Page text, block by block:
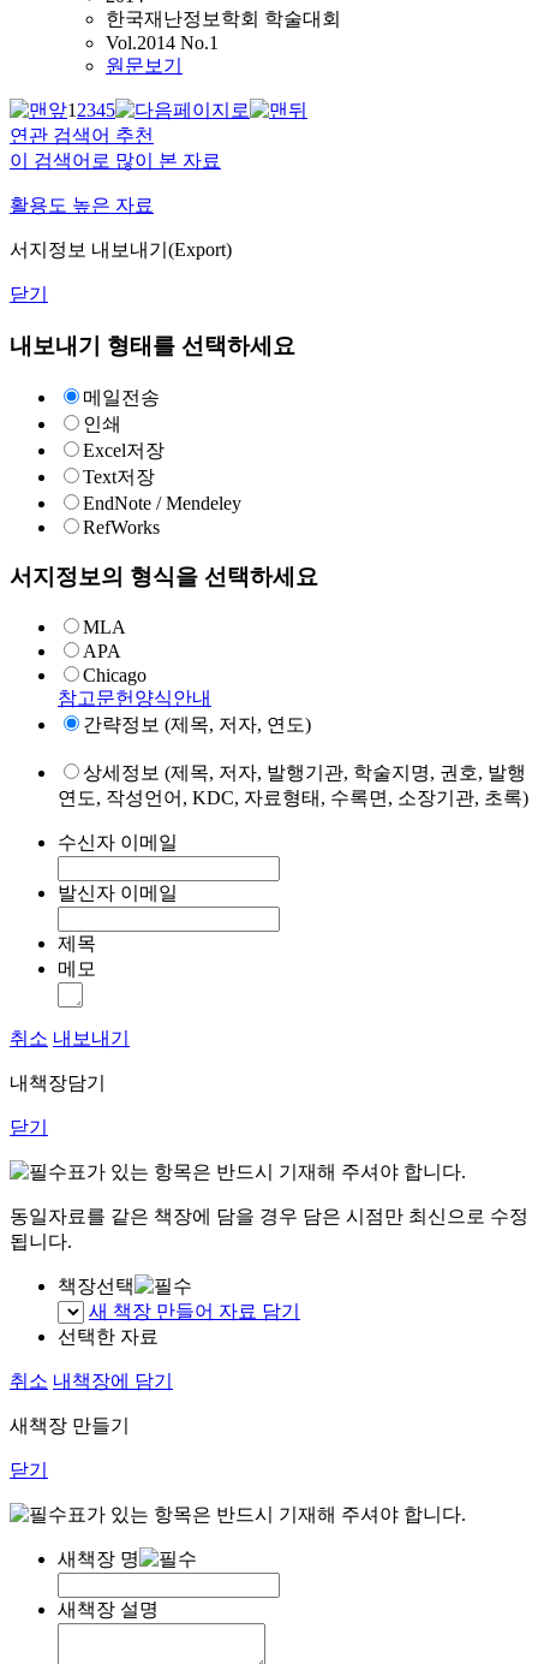
한국재난정보학회 학술대회
Vol.2014 No.1
원문보기
12345
연관 검색어 추천
이 검색어로 많이 본 자료
활용도 높은 자료
서지정보 내보내기(Export)
닫기
내보내기 형태를 선택하세요
메일전송
인쇄
Excel저장
Text저장
EndNote / Mendeley
RefWorks
서지정보의 형식을 선택하세요
MLA
APA
Chicago
참고문헌양식안내
간략정보 (제목, 저자, 연도)
상세정보 (제목, 저자, 발행기관, 학술지명, 권호, 발행
연도, 작성언어, KDC, 자료형태, 수록면, 소장기관, 초록)
수신자 이메일
발신자 이메일
제목
메모
취소 내보내기
내책장담기
닫기
표가 있는 항목은 반드시 기재해 주셔야 합니다.
동일자료를 같은 책장에 담을 경우 담은 시점만 최신으로 수정
됩니다.
책장선택
새 책장 만들어 자료 담기
선택한 자료
취소 내책장에 담기
새책장 만들기
닫기
표가 있는 항목은 반드시 기재해 주셔야 합니다.
새책장 명
새책장 설명